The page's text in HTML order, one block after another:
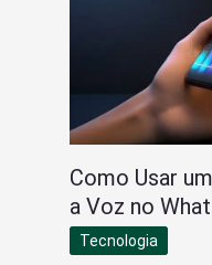
Como Usar
a Voz no
Tecnologia